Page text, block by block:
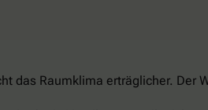
das Raumklima erträglicher. Der